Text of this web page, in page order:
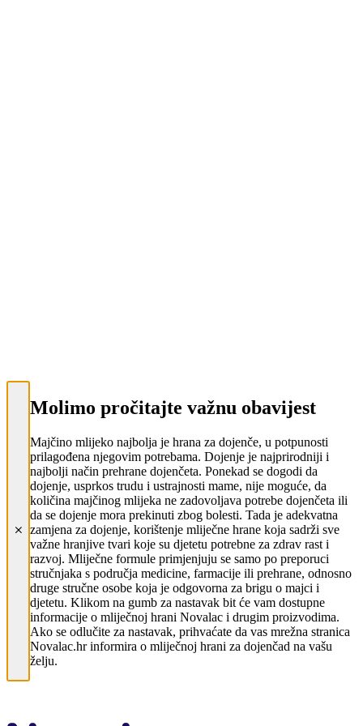
Molimo pročitajte važnu obavijest
Majčino mlijeko najbolja je hrana za dojenče, u potpunosti
prilagođena njegovim potrebama. Dojenje je najprirodniji i
najbolji način prehrane dojenčeta. Ponekad se dogodi da
dojenje, usprkos trudu i ustrajnosti mame, nije moguće, da
količina majčinog mlijeka ne zadovoljava potrebe dojenčeta ili
da se dojenje mora prekinuti zbog bolesti. Tada je adekvatna
zamjena za dojenje, korištenje mliječne hrane koja sadrži sve
važne hranjive tvari koje su djetetu potrebne za zdrav rast i
razvoj. Mliječne formule primjenjuju se samo po preporuci
stručnjaka s područja medicine, farmacije ili prehrane, odnosno
druge stručne osobe koja je odgovorna za brigu o majci i
djetetu. Klikom na gumb za nastavak bit će vam dostupne
informacije o mliječnoj hrani Novalac i drugim proizvodima.
Ako se odlučite za nastavak, prihvaćate da vas mrežna stranica
Novalac.hr informira o mliječnoj hrani za dojenčad na vašu
želju.